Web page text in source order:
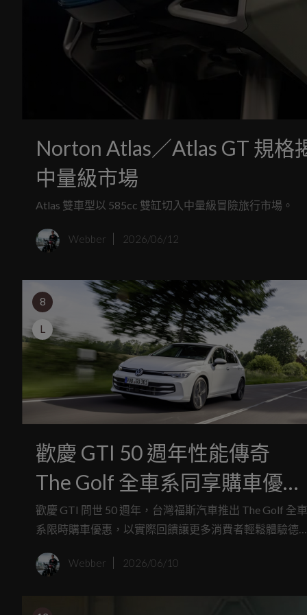
Norton Atlas／Atlas GT 規格
中量級市場
Atlas 雙車型以 585cc 雙缸切入中量級冒險旅行市場。
Webber 2026/06/12
8
L
歡慶 GTI 50 週年性能傳奇
The Golf 全車系同享購車優惠
限時加碼降價回饋 The Golf
Style 歡慶價 114.8 萬元起
歡慶 GTI 問世 50 週年，台灣福斯汽車推出 The Golf 全車
系限時購車優惠，以實際回饋讓更多消費者輕鬆體驗德
Webber 2026/06/10